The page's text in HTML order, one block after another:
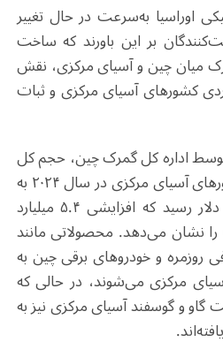
اوراسیا به‌سرعت در حال تغییر
شرکت‌کنندگان بر این باورند که ساخت
میان چین و آسیای مرکزی، نقش
کشورهای آسیای مرکزی و ثبات
اداره کل گمرک چین، حجم کل
مبادلات تجاری چین با کشورهای آسیای مرکزی در سال ۲۰۲۴ به
رکورد تاریخی ۹۴.۸ میلیارد دلار رسید که افزایشی ۵.۴ میلیارد
دلاری نسبت به سال ۲۰۲۳ را نشان می‌دهد. محصولاتی مانند
روزمره و خودروهای برقی چین به
مرکزی می‌شوند، در حالی که
گاو و گوسفند آسیای مرکزی نیز به